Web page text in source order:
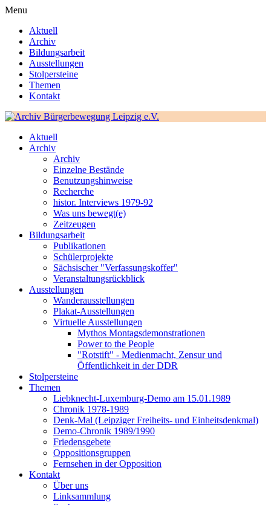
Menu
Aktuell
Archiv
Bildungsarbeit
Ausstellungen
Stolpersteine
Themen
Kontakt
Aktuell
Archiv
Archiv
Einzelne Bestände
Benutzungshinweise
Recherche
histor. Interviews 1979-92
Was uns bewegt(e)
Zeitzeugen
Bildungsarbeit
Publikationen
Schülerprojekte
Sächsischer "Verfassungskoffer"
Veranstaltungsrückblick
Ausstellungen
Wanderausstellungen
Plakat-Ausstellungen
Virtuelle Ausstellungen
Mythos Montagsdemonstrationen
Power to the People
"Rotstift" - Medienmacht, Zensur und
Öffentlichkeit in der DDR
Stolpersteine
Themen
Liebknecht-Luxemburg-Demo am 15.01.1989
Chronik 1978-1989
Denk-Mal (Leipziger Freiheits- und Einheitsdenkmal)
Demo-Chronik 1989/1990
Friedensgebete
Oppositionsgruppen
Fernsehen in der Opposition
Kontakt
Über uns
Linksammlung